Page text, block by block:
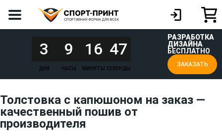
3
ДНИ
9
ЧАСЫ
16
МИНУТЫ
47
СЕКУНДЫ
РАЗРАБОТКА
ДИЗАЙНА
БЕСПЛАТНО
ЗАКАЗАТЬ
Толстовка с капюшоном на заказ —
качественный пошив от
производителя